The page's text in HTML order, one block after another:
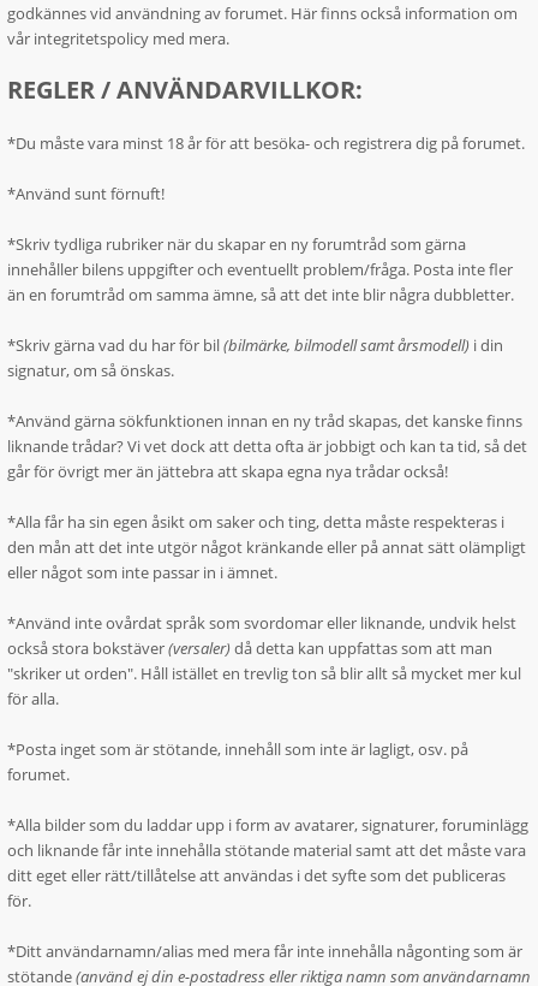
godkännes vid användning av forumet. Här finns också information om
vår integritetspolicy med mera.
REGLER / ANVÄNDARVILLKOR:
*Du måste vara minst 18 år för att besöka- och registrera dig på forumet.
*Använd sunt förnuft!
*Skriv tydliga rubriker när du skapar en ny forumtråd som gärna
innehåller bilens uppgifter och eventuellt problem/fråga. Posta inte fler
än en forumtråd om samma ämne, så att det inte blir några dubbletter.
*Skriv gärna vad du har för bil(bilmärke, bilmodell samt årsmodell) i din
signatur, om så önskas.
*Använd gärna sökfunktionen innan en ny tråd skapas, det kanske finns
liknande trådar? Vi vet dock att detta ofta är jobbigt och kan ta tid, så det
går för övrigt mer än jättebra att skapa egna nya trådar också!
*Alla får ha sin egen åsikt om saker och ting, detta måste respekteras i
den mån att det inte utgör något kränkande eller på annat sätt olämpligt
eller något som inte passar in i ämnet.
*Använd inte ovårdat språk som svordomar eller liknande, undvik helst
också stora bokstäver(versaler) då detta kan uppfattas som att man
"skriker ut orden". Håll istället en trevlig ton så blir allt så mycket mer kul
för alla.
*Posta inget som är stötande, innehåll som inte är lagligt, osv. på
forumet.
*Alla bilder som du laddar upp i form av avatarer, signaturer, foruminlägg
och liknande får inte innehålla stötande material samt att det måste vara
ditt eget eller rätt/tillåtelse att användas i det syfte som det publiceras
för.
*Ditt användarnamn/alias med mera får inte innehålla någonting som är
stötande(använd ej din e-postadress eller riktiga namn som användarnamn